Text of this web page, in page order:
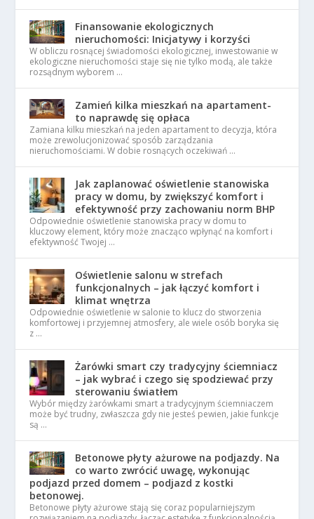
Finansowanie ekologicznych
nieruchomości: Inicjatywy i korzyści
W obliczu rosnącej świadomości ekologicznej, inwestowanie w
ekologiczne nieruchomości staje się nie tylko modą, ale także
rozsądnym wyborem …
Zamień kilka mieszkań na apartament-
to naprawdę się opłaca
Zamiana kilku mieszkań na jeden apartament to decyzja, która
może zrewolucjonizować sposób zarządzania
nieruchomościami. W dobie rosnących oczekiwań …
Jak zaplanować oświetlenie stanowiska
pracy w domu, by zwiększyć komfort i
efektywność przy zachowaniu norm BHP
Odpowiednie oświetlenie stanowiska pracy w domu to
kluczowy element, który może znacząco wpłynąć na komfort i
efektywność Twojej …
Oświetlenie salonu w strefach
funkcjonalnych – jak łączyć komfort i
klimat wnętrza
Odpowiednie oświetlenie w salonie to klucz do stworzenia
komfortowej i przyjemnej atmosfery, ale wiele osób boryka się
z …
Żarówki smart czy tradycyjny ściemniacz
– jak wybrać i czego się spodziewać przy
sterowaniu światłem
Wybór między żarówkami smart a tradycyjnym ściemniaczem
może być trudny, zwłaszcza gdy nie jesteś pewien, jakie funkcje
są …
Betonowe płyty ażurowe na podjazdy. Na
co warto zwrócić uwagę, wykonując
podjazd przed domem – podjazd z kostki
betonowej.
Betonowe płyty ażurowe stają się coraz popularniejszym